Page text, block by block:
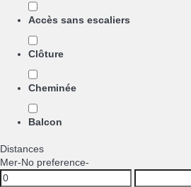
Accès sans escaliers
Clôture
Cheminée
Balcon
Distances
Mer-No preference-